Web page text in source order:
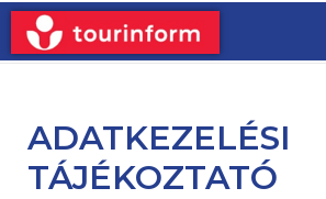
ADATKEZELÉSI
TÁJÉKOZTATÓ